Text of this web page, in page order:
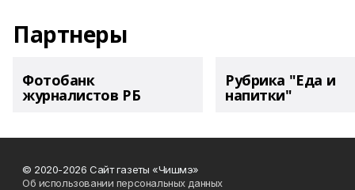
Партнеры
Фотобанк
журналистов РБ
Рубрика "Еда и
напитки"
© 2020-2026 Сайт газеты «Чишмэ»
Об использовании персональных данных